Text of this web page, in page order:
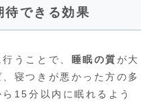
待できる効果
うことで、 睡眠の質 が大
寝つきが悪かった方の多
15分以内に眠れるよう